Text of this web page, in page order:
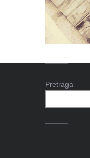
Pretraga